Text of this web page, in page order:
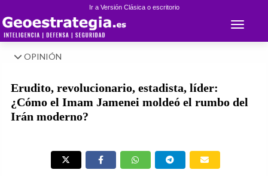
Ir a Versión Clásica o escritorio
Toggle
OPINIÓN
Erudito, revolucionario, estadista, líder:
¿Cómo el Imam Jamenei moldeó el rumbo del
Irán moderno?